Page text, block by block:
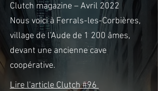
Clutch magazine – Avril 2022
Nous voici à Ferrals-les-Corbières,
village de l’Aude de 1 200 âmes,
devant une ancienne cave
coopérative.
Lire l'article Clutch #96